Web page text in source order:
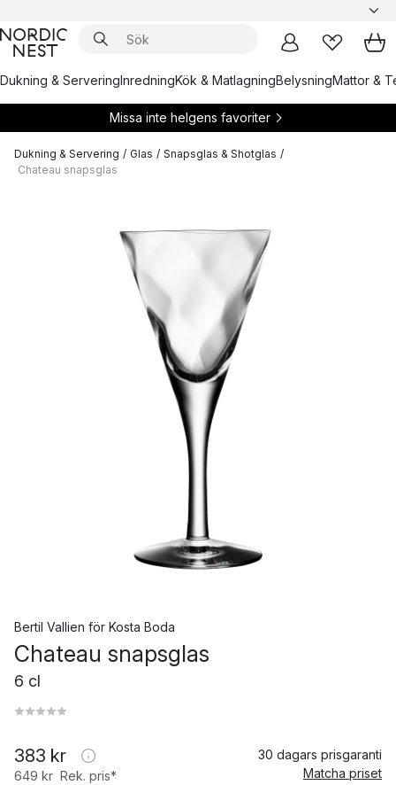
Dukning & ServeringInredningKök & MatlagningBelysningMattor &
Missa inte helgens favoriter
Dukning & Servering / Glas / Snapsglas & Shotglas /
Chateau snapsglas
Bertil Vallien för Kosta Boda
Chateau snapsglas
6 cl
383 kr
649 kr Rek. pris*
30 dagars prisgaranti
Matcha priset